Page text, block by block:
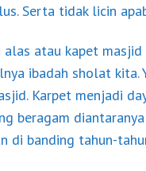
Serta tidak licin
atau kapet
ibadah sholat kita.
Karpet menjadi
beragam
di banding tahun-